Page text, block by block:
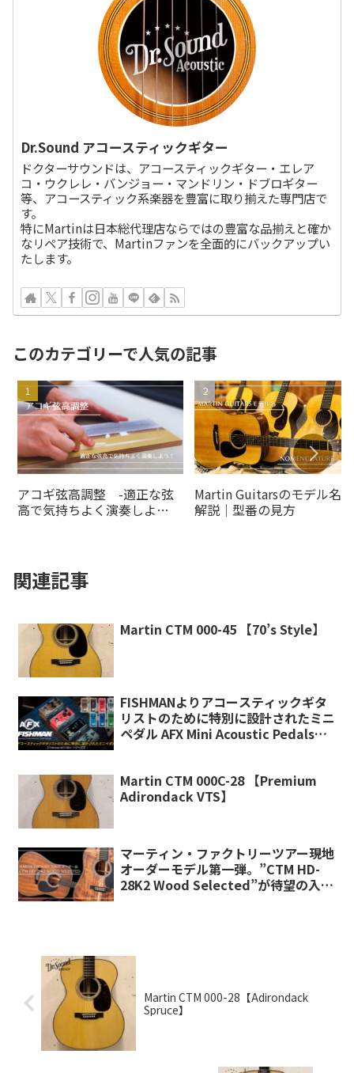
Dr.Sound アコースティックギター
ドクターサウンドは、アコースティックギター・エレア
コ・ウクレレ・バンジョー・マンドリン・ドブロギター
等、アコースティック系楽器を豊富に取り揃えた専門店で
す。
特にMartinは日本総代理店ならではの豊富な品揃えと確か
なリペア技術で、Martinファンを全面的にバックアップい
たします。
このカテゴリーで人気の記事
アコギ弦高調整 -適正な弦
高で気持ちよく演奏しよ
Martin Guitarsのモデル名の
解説｜型番の見方
関連記事
Martin CTM 000-45 【70’s Style】
FISHMANよりアコースティックギタ
リストのために特別に設計されたミニ
ペダル AFX Mini Acoustic Pedalsシ
Martin CTM 000C-28 【Premium
Adirondack VTS】
マーティン・ファクトリーツアー現地
オーダーモデル第一弾。”CTM HD-
28K2 Wood Selected”が待望の入
Martin CTM 000-28【Adirondack
Spruce】